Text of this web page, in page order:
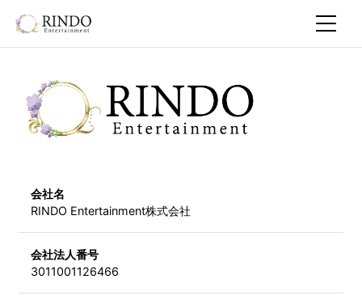
会社名
RINDO Entertainment株式会社
会社法人番号
3011001126466